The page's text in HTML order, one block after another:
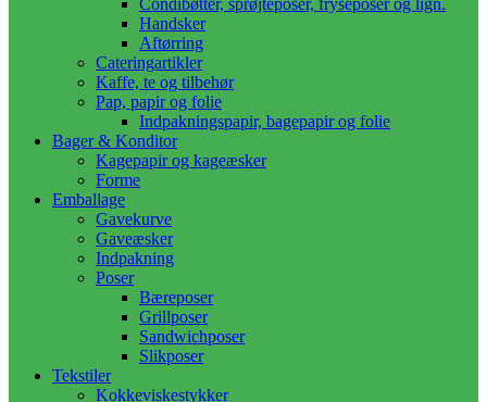
Condibøtter, sprøjteposer, fryseposer og lign.
Handsker
Aftørring
Cateringartikler
Kaffe, te og tilbehør
Pap, papir og folie
Indpakningspapir, bagepapir og folie
Bager & Konditor
Kagepapir og kageæsker
Forme
Emballage
Gavekurve
Gaveæsker
Indpakning
Poser
Bæreposer
Grillposer
Sandwichposer
Slikposer
Tekstiler
Kokkeviskestykker